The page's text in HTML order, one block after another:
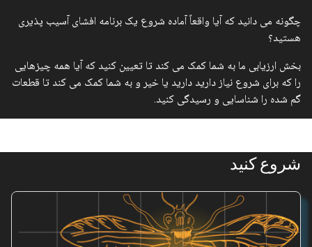
چگونه می دانید که آیا واقعاً آماده شروع یک برنامه افشای آسیب پذیری
هستید؟
بخش ارزیابی ما به شما کمک می کند تا تعیین کنید که آیا همه چیزهایی
را که برای شروع نیاز دارید دارید یا خیر و به شما کمک می کند تا قطعات
گم شده را شناسایی و رسیدگی کنید.
شروع کنید